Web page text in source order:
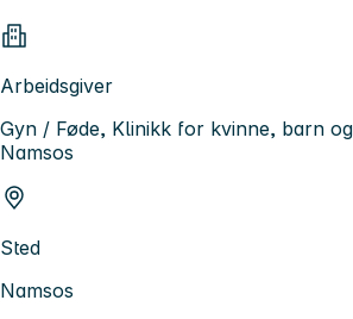
Arbeidsgiver
Gyn / Føde, Klinikk for kvinne, barn
Namsos
Sted
Namsos